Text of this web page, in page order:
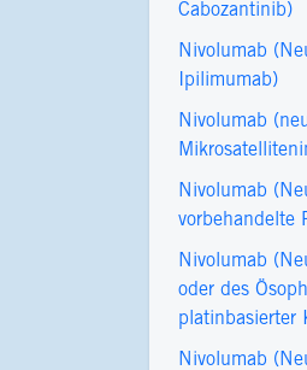
Cabozantinib)
Nivolumab
Ipilimumab)
Nivolumab
Nivolumab
vorbehandelte
Nivolumab
oder des
platinbasierter
Nivolumab